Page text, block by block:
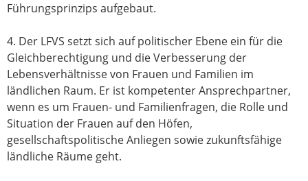
Führungsprinzips aufgebaut.
4. Der LFVS setzt sich auf politischer Ebene ein für die
Gleichberechtigung und die Verbesserung der
Lebensverhältnisse von Frauen und Familien im
ländlichen Raum. Er ist kompetenter Ansprechpartner,
wenn es um Frauen- und Familienfragen, die Rolle und
Situation der Frauen auf den Höfen,
gesellschaftspolitische Anliegen sowie zukunftsfähige
ländliche Räume geht.